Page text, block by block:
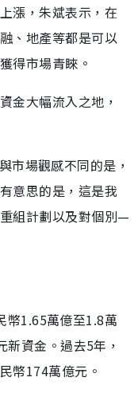
漲，朱斌表示，在
、地產等都是可以
得市場青睞。
金大幅流入之地，
市場觀感不同的是，
意思的是，這是我
組計劃以及對個別—
幣1.65萬億至1.8萬
資金。過去5年，
幣174萬億元。